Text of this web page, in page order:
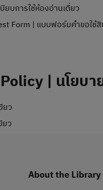
ยบการใช้ห้องอ่านเดี่ยว
Form | แบบฟอร์มคำขอใช้
| นโยบ
ยว
ยว
About the